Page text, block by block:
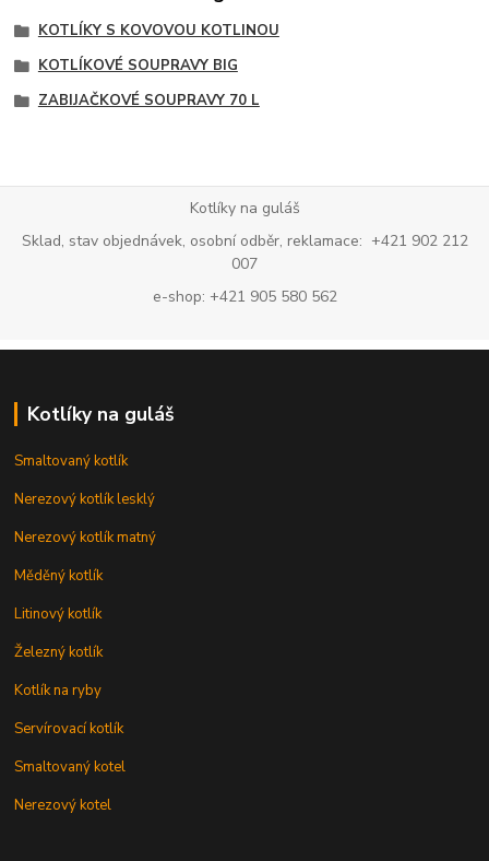
KOTLÍKY S KOVOVOU KOTLINOU
KOTLÍKOVÉ SOUPRAVY BIG
ZABIJAČKOVÉ SOUPRAVY 70 L
Kotlíky na guláš
Sklad, stav objednávek, osobní odběr, reklamace: +421 902 212
007
e-shop: +421 905 580 562
Kotlíky na guláš
Smaltovaný kotlík
Nerezový kotlík lesklý
Nerezový kotlík matný
Měděný kotlík
Litinový kotlík
Železný kotlík
Kotlík na ryby
Servírovací kotlík
Smaltovaný kotel
Nerezový kotel